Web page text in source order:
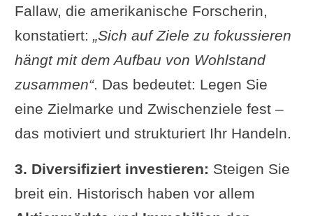
Fallaw, die amerikanische Forscherin,
konstatiert: „Sich auf Ziele zu fokussieren
hängt mit dem Aufbau von Wohlstand
zusammen“. Das bedeutet: Legen Sie
eine Zielmarke und Zwischenziele fest –
das motiviert und strukturiert Ihr Handeln.
3. Diversifiziert investieren: Steigen Sie
breit ein. Historisch haben vor allem